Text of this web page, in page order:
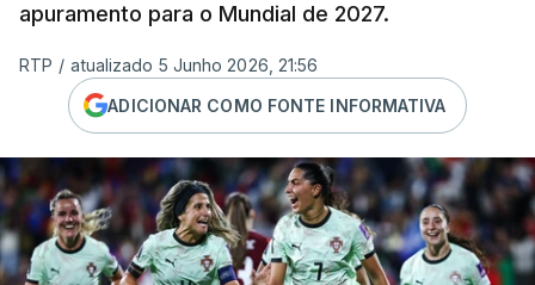
apuramento para o Mundial de 2027.
RTP / atualizado 5 Junho 2026, 21:56
ADICIONAR COMO FONTE INFORMATIVA